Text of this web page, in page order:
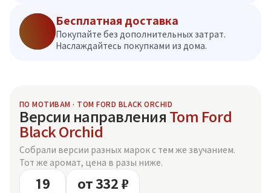
Бесплатная доставка
Покупайте без дополнительных затрат.
Наслаждайтесь покупками из дома.
ПО МОТИВАМ · TOM FORD BLACK ORCHID
Версии направления Tom Ford
Black Orchid
Собрали версии разных марок с тем же звучанием.
Тот же аромат, цена в разы ниже.
19 от 332 ₽